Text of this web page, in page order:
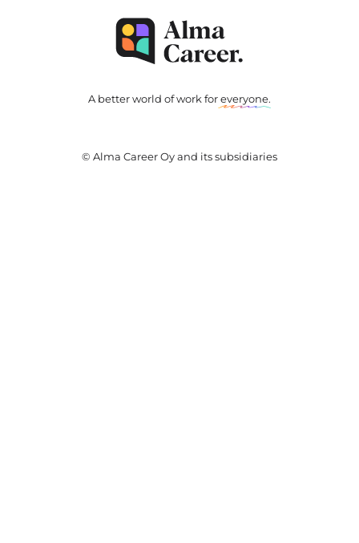
A better world of work foreveryone.
© Alma Career Oy and its subsidiaries